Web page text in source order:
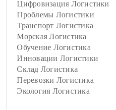
Цифровизация Логистики
Проблемы Логистики
Транспорт Логистика
Морская Логистика
Обучение Логистика
Инновации Логистики
Склад Логистика
Перевозки Логистика
Экология Логистика